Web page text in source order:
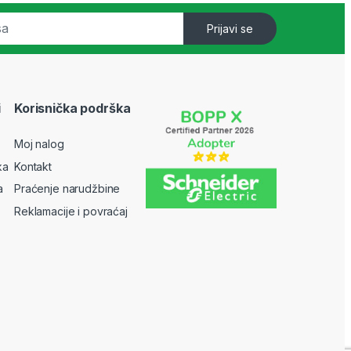
Prijavi se
Korisnička podrška
Moj nalog
Kontakt
Praćenje narudžbine
Reklamacije i povraćaj